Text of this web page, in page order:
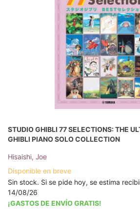
STUDIO GHIBLI 77 SELECTIONS: THE
GHIBLI PIANO SOLO COLLECTION
Hisaishi, Joe
Disponible en breve
Sin stock. Si se pide hoy, se estima
14/08/26
¡GASTOS DE ENVÍO GRATIS!